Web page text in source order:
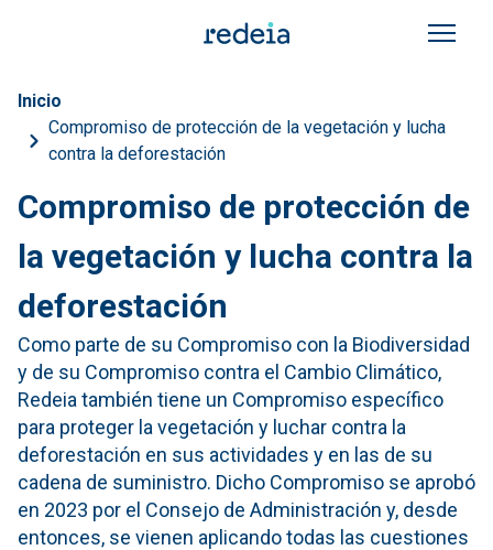
Sobrescribir enlaces de
Inicio
Compromiso de protección de la vegetación y lucha
contra la deforestación
Compromiso de protección de
la vegetación y lucha contra la
deforestación
Como parte de su Compromiso con la Biodiversidad
y de su Compromiso contra el Cambio Climático,
Redeia también tiene un Compromiso específico
para proteger la vegetación y luchar contra la
deforestación en sus actividades y en las de su
cadena de suministro. Dicho Compromiso se aprobó
en 2023 por el Consejo de Administración y, desde
entonces, se vienen aplicando todas las cuestiones